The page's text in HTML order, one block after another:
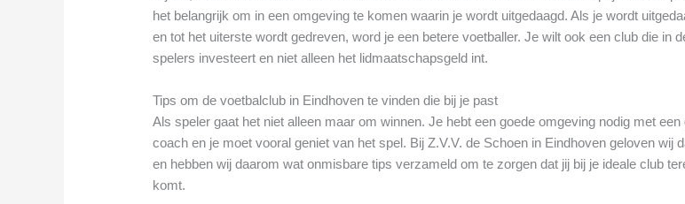
het belangrijk om in een omgeving te komen waarin je wordt uitgedaagd. Als je wordt
en tot het uiterste wordt gedreven, word je een betere voetballer. Je wilt ook een club die in
spelers investeert en niet alleen het lidmaatschapsgeld int.
Tips om de voetbalclub in Eindhoven te vinden die bij je past
Als speler gaat het niet alleen maar om winnen. Je hebt een goede omgeving nodig met een
coach en je moet vooral geniet van het spel. Bij Z.V.V. de Schoen in Eindhoven geloven wij
en hebben wij daarom wat onmisbare tips verzameld om te zorgen dat jij bij je ideale club
komt.